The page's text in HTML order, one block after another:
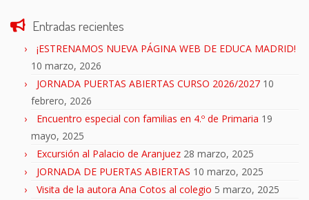
Entradas recientes
¡ESTRENAMOS NUEVA PÁGINA WEB DE EDUCA MADRID!
10 marzo, 2026
JORNADA PUERTAS ABIERTAS CURSO 2026/2027 10
febrero, 2026
Encuentro especial con familias en 4.º de Primaria 19
mayo, 2025
Excursión al Palacio de Aranjuez 28 marzo, 2025
JORNADA DE PUERTAS ABIERTAS 10 marzo, 2025
Visita de la autora Ana Cotos al colegio 5 marzo, 2025